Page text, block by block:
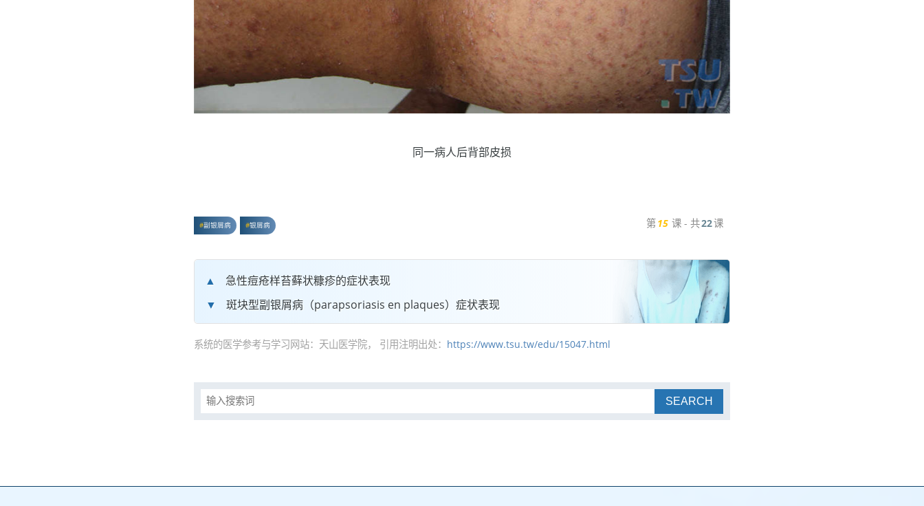
同一病人后背部皮损
副银屑病 银屑病 第15 课 - 共22课
急性痘疮样苔藓状糠疹的症状表现
斑块型副银屑病（parapsoriasis en plaques）症状表现
系统的医学参考与学习网站：天山医学院， 引用注明出处： https://www.tsu.tw/edu/15047.html
SEARCH